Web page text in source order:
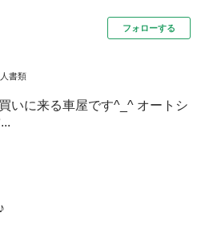
フォローする
書類
いに来る車屋です^_^ オートシ